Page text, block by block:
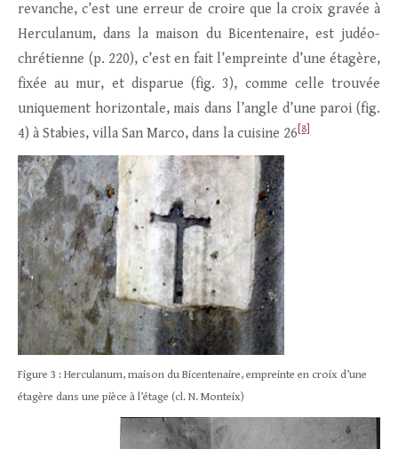
revanche, c’est une erreur de croire que la croix gravée à
Herculanum, dans la maison du Bicentenaire, est judéo-
chrétienne (p. 220), c’est en fait l’empreinte d’une étagère,
fixée au mur, et disparue (fig. 3), comme celle trouvée
uniquement horizontale, mais dans l’angle d’une paroi (fig.
4) à Stabies, villa San Marco, dans la cuisine 26 [8]
Figure 3 : Herculanum, maison du Bicentenaire, empreinte en croix d’une
étagère dans une pièce à l’étage (cl. N. Monteix)